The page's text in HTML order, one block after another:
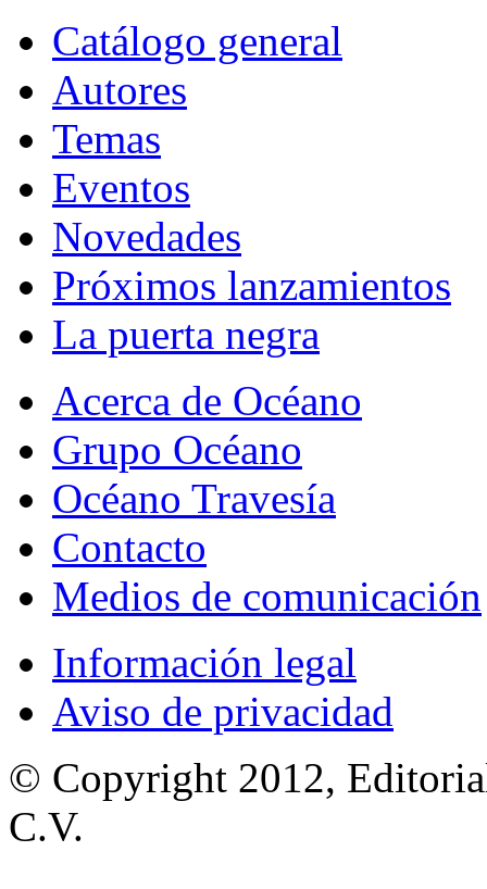
Catálogo general
Autores
Temas
Eventos
Novedades
Próximos lanzamientos
La puerta negra
Acerca de Océano
Grupo Océano
Océano Travesía
Contacto
Medios de comunicación
Información legal
Aviso de privacidad
© Copyright 2012,
C.V.